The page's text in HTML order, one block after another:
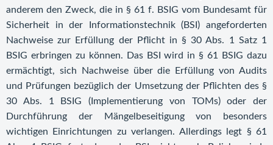
anderem den Zweck, die in § 61 f. BSIG vom Bundesamt für
Sicherheit in der Informationstechnik (BSI) angeforderten
Nachweise zur Erfüllung der Pflicht in § 30 Abs. 1 Satz 1
BSIG erbringen zu können. Das BSI wird in § 61 BSIG dazu
ermächtigt, sich Nachweise über die Erfüllung von Audits
und Prüfungen bezüglich der Umsetzung der Pflichten des §
30 Abs. 1 BSIG (Implementierung von TOMs) oder der
Durchführung der Mängelbeseitigung von besonders
wichtigen Einrichtungen zu verlangen. Allerdings legt § 61